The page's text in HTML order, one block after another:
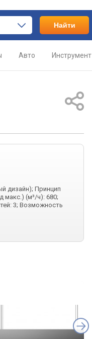
Найти
Авто Инструмент
дизайн); Принцип
макс.) (м³/ч): 680;
3; Возможность